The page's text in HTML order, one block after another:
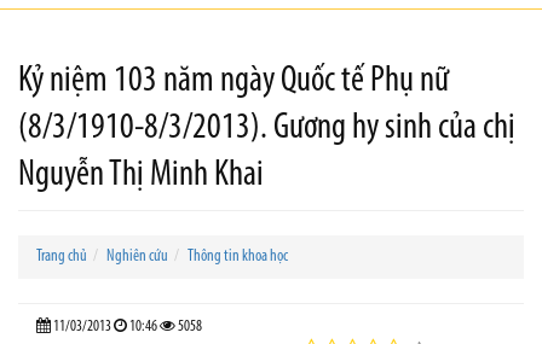
Kỷ niệm 103 năm ngày Quốc tế Phụ nữ
(8/3/1910-8/3/2013). Gương hy sinh của chị
Nguyễn Thị Minh Khai
Trang chủ Nghiên cứu Thông tin khoa học
11/03/2013 10:46 5058